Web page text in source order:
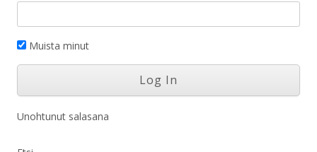
Muista minut
Unohtunut salasana